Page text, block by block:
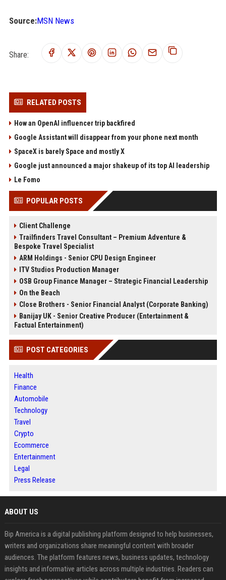
Source:MSN News
Share:
RELATED POSTS
How an OpenAI influencer trip backfired
Google Assistant will disappear from your phone next month
SpaceX is barely Space and mostly X
Google just announced a major shakeup of its top AI leadership
Le Fomo
POPULAR POSTS
Client Challenge
Trailfinders Travel Consultant – Premium Adventure &
Bespoke Travel Specialist
ARM Holdings - Senior CPU Design Engineer
ITV Studios Production Manager
OSB Group Finance Manager – Strategic Financial Leadership
On the Beach
Close Brothers - Senior Financial Analyst (Corporate Banking)
Banijay UK - Senior Creative Producer (Entertainment &
Factual Entertainment)
POST CATEGORIES
Health
Finance
Automobile
Technology
Travel
Crypto
Ecommerce
Entertainment
Legal
Press Release
ABOUT US
Bip America is a digital publishing platform designed to help businesses,
writers and organizations share meaningful content with broader
audiences. The platform features news, business updates, technology
insights and informative articles across multiple industries. Readers can